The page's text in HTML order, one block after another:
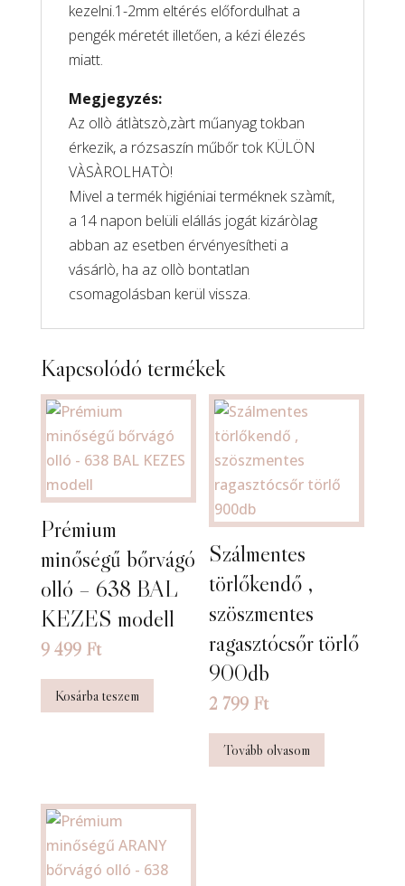
kezelni.1-2mm eltérés előfordulhat a
pengék méretét illetően, a kézi élezés
miatt.
Megjegyzés:
Az ollò átlàtszò,zàrt műanyag tokban
érkezik, a rózsaszín műbőr tok KÜLÖN
VÀSÀROLHATÒ!
Mivel a termék higiéniai terméknek szàmít,
a 14 napon belüli elállás jogát kizáròlag
abban az esetben érvényesítheti a
vásárlò, ha az ollò bontatlan
csomagolásban kerül vissza.
Kapcsolódó termékek
Prémium
minőségű bőrvágó
olló – 638 BAL
KEZES modell
9 499 Ft
Kosárba teszem
Szálmentes
törlőkendő ,
szöszmentes
ragasztócsőr törlő
900db
2 799 Ft
Tovább olvasom